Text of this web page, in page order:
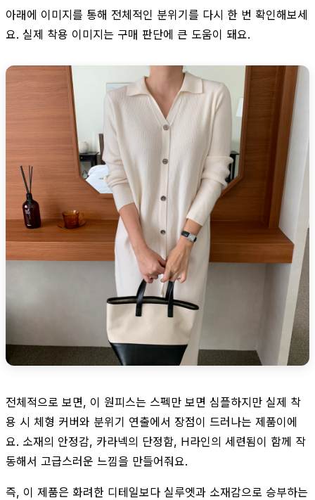
아래에 이미지를 통해 전체적인 분위기를 다시 한 번 확인해보세
요. 실제 착용 이미지는 구매 판단에 큰 도움이 돼요.
전체적으로 보면, 이 원피스는 스펙만 보면 심플하지만 실제 착
용 시 체형 커버와 분위기 연출에서 장점이 드러나는 제품이에
요. 소재의 안정감, 카라넥의 단정함, H라인의 세련됨이 함께 작
동해서 고급스러운 느낌을 만들어줘요.
즉, 이 제품은 화려한 디테일보다 실루엣과 소재감으로 승부하는